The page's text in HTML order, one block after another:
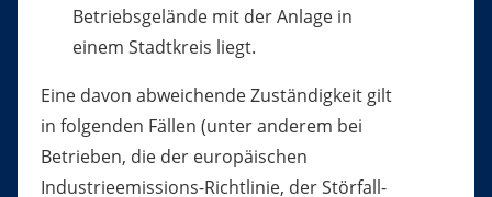
Betriebsgelände mit der Anlage in
einem Stadtkreis liegt.
Eine davon abweichende Zuständigkeit gilt
in folgenden Fällen (unter anderem bei
Betrieben, die der europäischen
Industrieemissions-Richtlinie, der Störfall-